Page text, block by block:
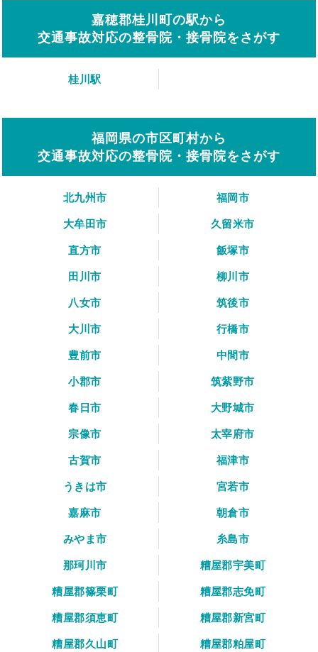
嘉穂郡桂川町の駅から
交通事故対応の整骨院・接骨院をさがす
桂川駅
福岡県の市区町村から
交通事故対応の整骨院・接骨院をさがす
北九州市
福岡市
大牟田市
久留米市
直方市
飯塚市
田川市
柳川市
八女市
筑後市
大川市
行橋市
豊前市
中間市
小郡市
筑紫野市
春日市
大野城市
宗像市
太宰府市
古賀市
福津市
うきは市
宮若市
嘉麻市
朝倉市
みやま市
糸島市
那珂川市
糟屋郡宇美町
糟屋郡篠栗町
糟屋郡志免町
糟屋郡須恵町
糟屋郡新宮町
糟屋郡久山町
糟屋郡粕屋町